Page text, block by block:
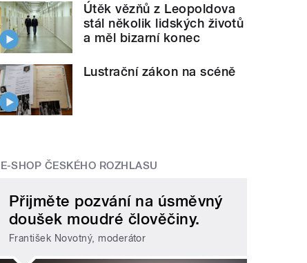
Útěk vězňů z Leopoldova
stál několik lidských životů
a měl bizarní konec
Lustrační zákon na scéně
E-SHOP ČESKÉHO ROZHLASU
Přijměte pozvání na úsměvný
doušek moudré člověčiny.
František Novotný, moderátor